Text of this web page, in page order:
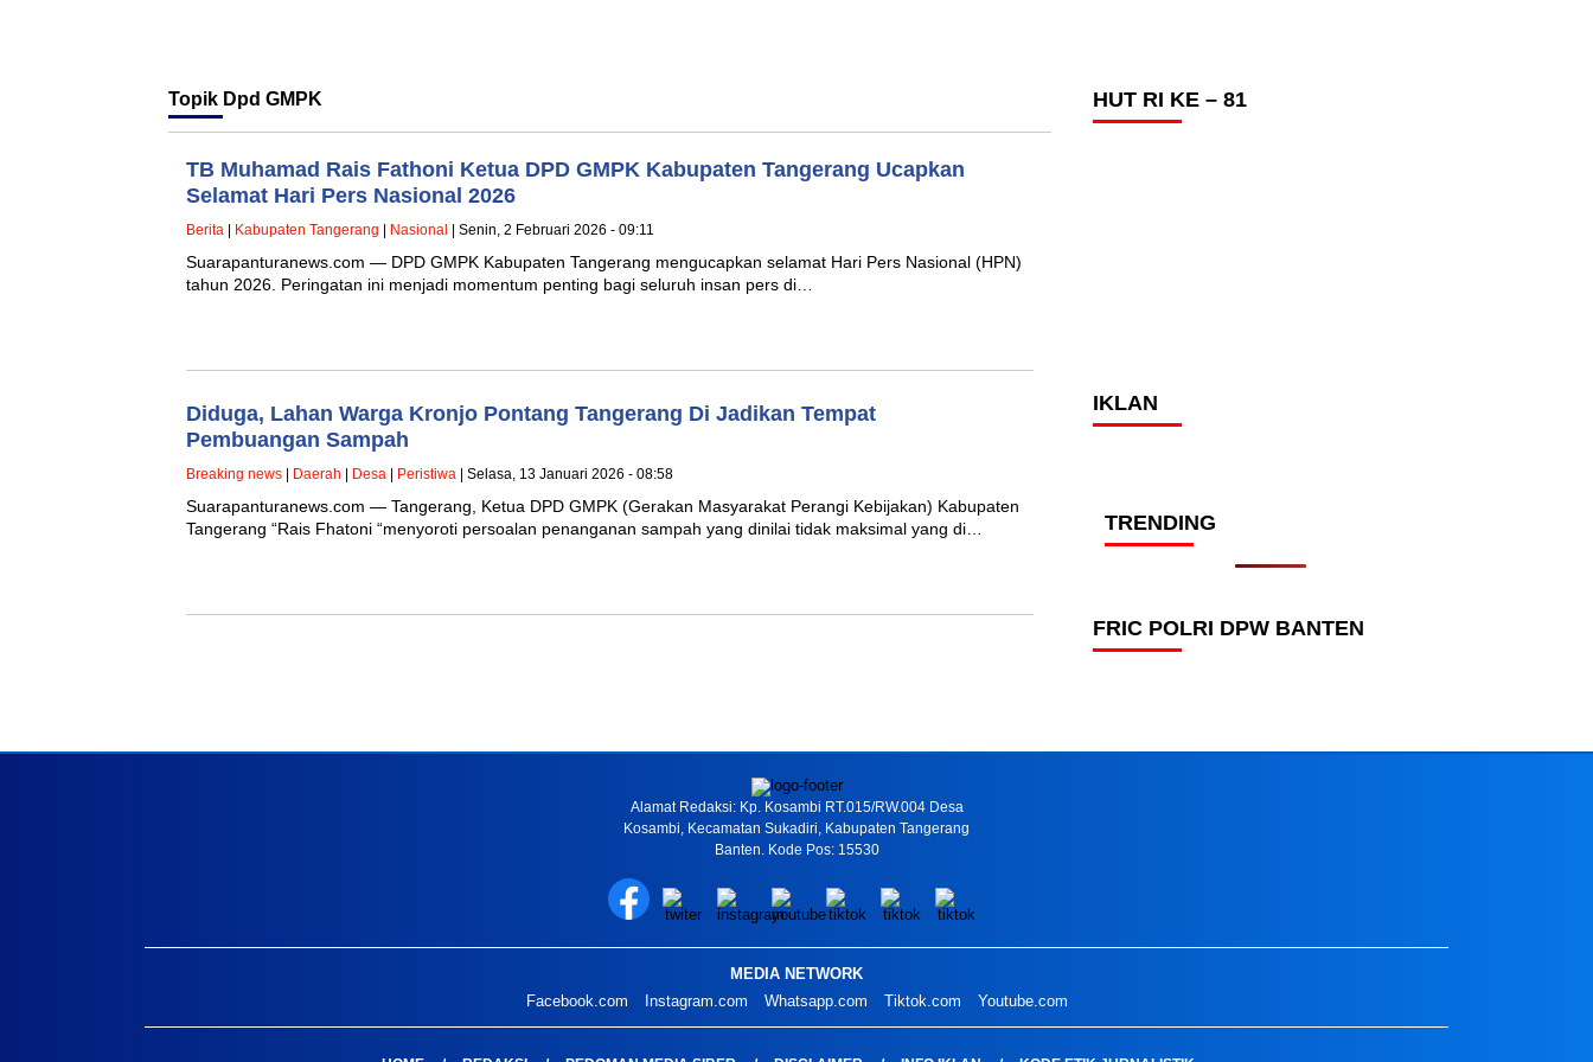
Topik Dpd GMPK
TB Muhamad Rais Fathoni Ketua DPD GMPK Kabupaten Tangerang Ucapkan
Selamat Hari Pers Nasional 2026
Berita Kabupaten Tangerang Nasional | Senin, 2 Februari 2026 - 09:11
Suarapanturanews.com — DPD GMPK Kabupaten Tangerang mengucapkan selamat Hari Pers Nasional (HPN)
tahun 2026. Peringatan ini menjadi momentum penting bagi seluruh insan pers di…
Diduga, Lahan Warga Kronjo Pontang Tangerang Di Jadikan Tempat
Pembuangan Sampah
Breaking news Daerah Desa Peristiwa | Selasa, 13 Januari 2026 - 08:58
Suarapanturanews.com — Tangerang, Ketua DPD GMPK (Gerakan Masyarakat Perangi Kebijakan) Kabupaten
Tangerang “Rais Fhatoni “menyoroti persoalan penanganan sampah yang dinilai tidak maksimal yang di…
HUT RI KE – 81
IKLAN
TRENDING
FRIC POLRI DPW BANTEN
Alamat Redaksi: Kp. Kosambi RT.015/RW.004 Desa
Kosambi, Kecamatan Sukadiri, Kabupaten Tangerang
Banten. Kode Pos: 15530
MEDIA NETWORK
Facebook.com
Instagram.com Whatsapp.com Tiktok.com Youtube.com